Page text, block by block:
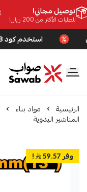
توصيل مجاني!
للطلبات الأكثر من 200 ريال!
استخدم كود SWB لخصم إضافي + شحن مجاني للطلبات فوق 200 ريال
صواب
الرئيسية مواد بناء
المناشير اليدوية
وفر 59.57 !